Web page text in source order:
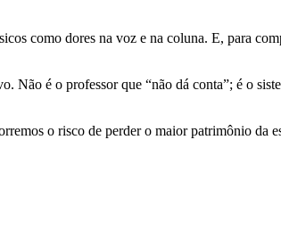
como dores na voz e na coluna. E, para
é o professor que “não dá conta”; é o
o risco de perder o maior patrimônio da